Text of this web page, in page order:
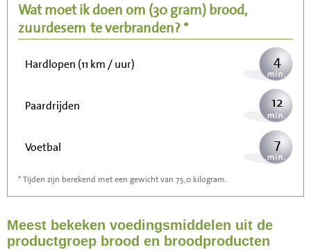
Wat moet ik doen om (30 gram)brood,
zuurdesem te verbranden? *
Wandelen (5 km/uur)
Hardlopen (11 km / uur) 4
Paardrijden 12
Voetbal 7
Stofzuigen
Strijken 21
* Tijden zijn berekend met een gewicht van 75,0 kilogram.
Meest bekeken voedingsmiddelen uit de
productgroep brood en broodproducten